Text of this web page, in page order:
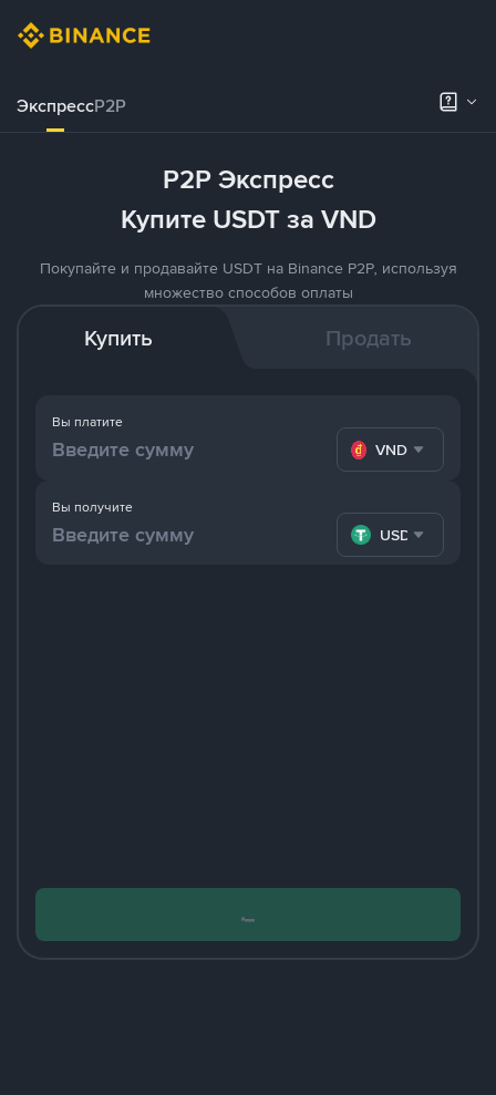
ЭкспрессP2P
P2P Экспресс
Купите USDT за VND
Покупайте и продавайте USDT на Binance P2P, используя
множество способов оплаты
Купить Продать
Вы платите
VND
Вы получите
USDT